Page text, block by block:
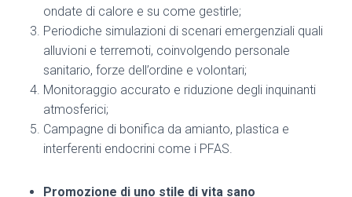
ondate di calore e su come gestirle;
Periodiche simulazioni di scenari emergenziali quali
alluvioni e terremoti, coinvolgendo personale
sanitario, forze dell’ordine e volontari;
Monitoraggio accurato e riduzione degli inquinanti
atmosferici;
Campagne di bonifica da amianto, plastica e
interferenti endocrini come i PFAS.
Promozione di uno stile di vita sano